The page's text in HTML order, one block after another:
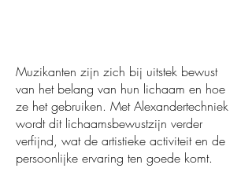
Muzikanten zijn zich bij uitstek bewust
van het belang van hun lichaam en hoe
ze het gebruiken. Met Alexandertechniek
wordt dit lichaamsbewustzijn verder
verfijnd, wat de artistieke activiteit en de
persoonlijke ervaring ten goede komt.